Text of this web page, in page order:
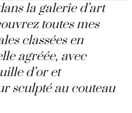
la galerie d’art
toutes mes
classées en
agréée, avec
d’or et
sculpté au couteau